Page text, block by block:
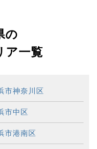
の
ア一覧
市神奈川区
市中区
市港南区